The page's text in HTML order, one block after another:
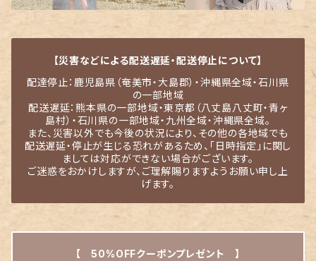
【災害などによる配送遅延・配送停止について】
配達停止：鹿児島県（奄美市・大島郡）・沖縄県全域・石川県
の一部地域
配送遅延：熊本県の一部地域・東京都（八丈島八丈町・青ヶ
島村）・石川県の一部地域・九州全域・沖縄県全域。
また、災害以外でも今後の状況により、その他の各地域でも
配送遅延・停止が生じる恐れがあるため、「日時指定」に関し
ましては対応ができない場合がございます。
ご迷惑をおかけしますが、ご理解賜りますようお願い申し上
げます。
【 50%OFFクーポンプレゼント 】